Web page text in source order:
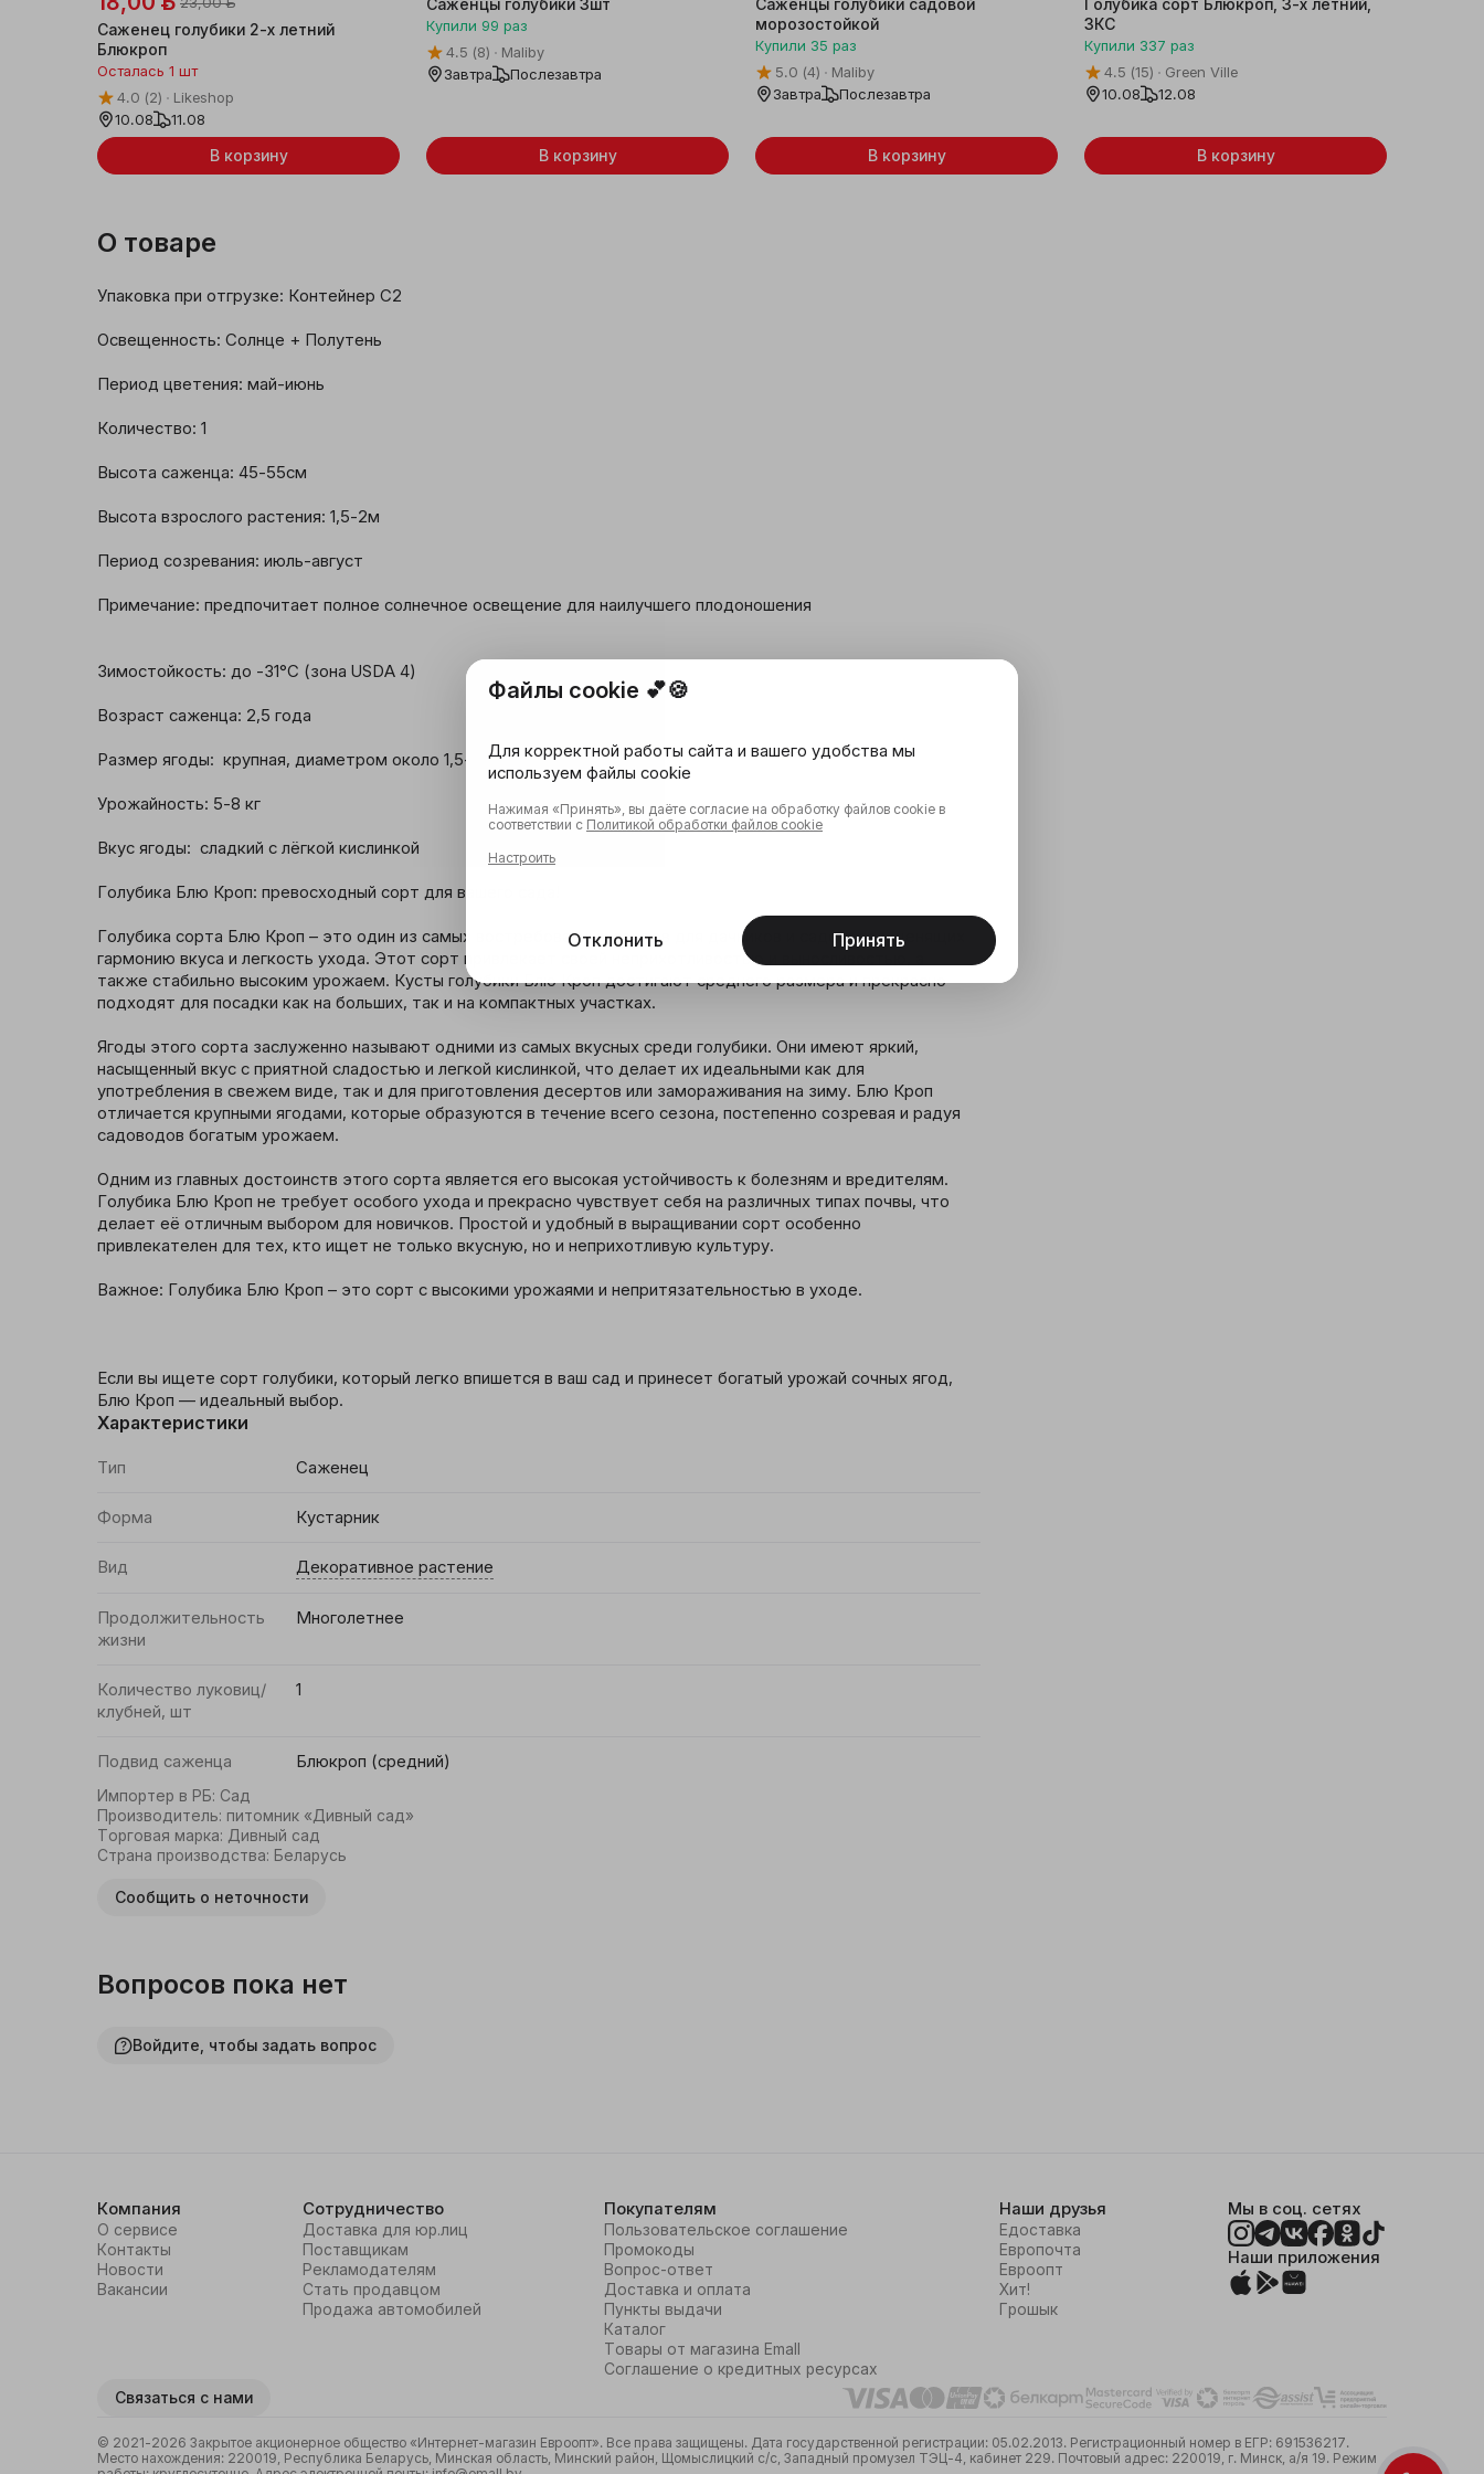
Женская одежда и
аксессуары
Мужская одежда и
аксессуары
Детская одежда
аксессуары
Товары для праздника
Саженец голубики 2-х летний
Блюкроп
Осталась 1 шт
4.0 (2)
Likeshop
10.08
11.08
В корзину
Саженцы голубики 3шт
Купили 99 раз
4.5 (8)
Maliby
Завтра
Послезавтра
В корзину
Саженцы голубики садовой
морозостойкой
Купили 35 раз
5.0 (4)
Maliby
Завтра
Послезавтра
В корзину
Голубика сорт Блюкроп, 3-х летний,
ЗКС
Купили 337 раз
4.5 (15)
Green Ville
10.08
12.08
В корзину
О товаре
Упаковка при отгрузке: Контейнер С2
Освещенность: Солнце + Полутень
Период цветения: май-июнь
Количeствo: 1
Высота саженца: 45-55см
Высота взрослого растения: 1,5-2м
Период созревания: июль-август
Примечание: предпочитает полное солнечное освещение для наилучшего плодоношения
Зимостойкость: до -31°C (зона USDA 4)
Возраст саженца: 2,5 года
Размер ягоды:  крупная, диаметром около 1,5-2см
Урожайность: 5-8 кг
Вкус ягоды:  сладкий с лёгкой кислинкой
Голубика Блю Кроп: превосходный сорт для вашего сада!
Голубика сорта Блю Кроп – это один из самых востребованных сортов для дачников и садоводов, ценящих
гармонию вкуса и легкость ухода. Этот сорт привлекает своей неприхотливостью и выносливостью, а
также стабильно высоким урожаем. Кусты голубики Блю Кроп достигают среднего размера и прекрасно
подходят для посадки как на больших, так и на компактных участках.
Ягоды этого сорта заслуженно называют одними из самых вкусных среди голубики. Они имеют яркий,
насыщенный вкус с приятной сладостью и легкой кислинкой, что делает их идеальными как для
употребления в свежем виде, так и для приготовления десертов или замораживания на зиму. Блю Кроп
отличается крупными ягодами, которые образуются в течение всего сезона, постепенно созревая и радуя
садоводов богатым урожаем.
Одним из главных достоинств этого сорта является его высокая устойчивость к болезням и вредителям.
Голубика Блю Кроп не требует особого ухода и прекрасно чувствует себя на различных типах почвы, что
делает её отличным выбором для новичков. Простой и удобный в выращивании сорт особенно
привлекателен для тех, кто ищет не только вкусную, но и неприхотливую культуру.
Важное: Голубика Блю Кроп – это сорт с высокими урожаями и непритязательностью в уходе.
Если вы ищете сорт голубики, который легко впишется в ваш сад и принесет богатый урожай сочных ягод,
Блю Кроп — идеальный выбор.
Характеристики
Тип Саженец
Форма Кустарник
Вид Декоративное растение
Продолжительность
жизни
Многолетнее
Количество луковиц/
клубней, шт
1
Подвид саженца Блюкроп (средний)
Импортер в РБ: Сад
Производитель: питомник «Дивный сад»
Торговая марка: Дивный сад
Страна производства: Беларусь
Сообщить о неточности
Вопросов пока нет
Войдите, чтобы задать вопрос
Компания
О сервисе
Контакты
Новости
Вакансии
Сотрудничество
Доставка для юр.лиц
Поставщикам
Рекламодателям
Стать продавцом
Продажа автомобилей
Покупателям
Пользовательское соглашение
Промокоды
Вопрос-ответ
Доставка и оплата
Пункты выдачи
Каталог
Товары от магазина Emall
Соглашение о кредитных ресурсах
Наши друзья
Едоставка
Европочта
Евроопт
Хит!
Грошык
Мы в соц. сетях
Наши приложения
Связаться с нами
© 2021-2026 Закрытое акционерное общество «Интернет-магазин Евроопт». Все права защищены. Дата государственной регистрации: 05.02.2013. Регистрационный номер в ЕГР: 691536217.
Место нахождения: 220019, Республика Беларусь, Минская область, Минский район, Щомыслицкий с/с, Западный промузел ТЭЦ-4, кабинет 229. Почтовый адрес: 220019, г. Минск, а/я 19. Режим
Файлы cookie 💕🍪
Для корректной работы сайта и вашего удобства мы
используем файлы cookie
Нажимая «Принять», вы даёте согласие на обработку файлов cookie в
соответствии с Политикой обработки файлов cookie
Настроить
Отклонить Принять